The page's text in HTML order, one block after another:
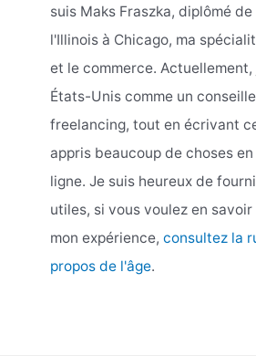
suis Maks Fraszka, diplômé
l'Illinois à Chicago, ma
et le commerce. Actuellement,
États-Unis comme un
freelancing, tout en écrivant
appris beaucoup de choses
ligne. Je suis heureux de
utiles, si vous voulez en
mon expérience, consultez la
propos de l'âge.